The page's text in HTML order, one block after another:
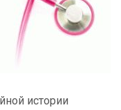
истории